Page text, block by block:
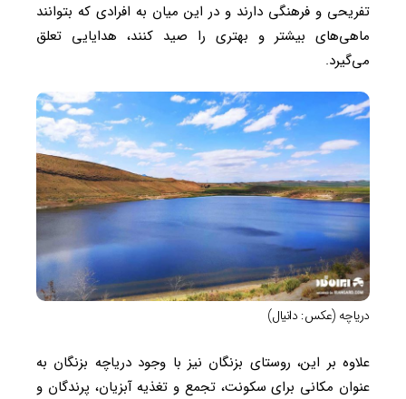
تفریحی و فرهنگی دارند و در این میان به افرادی که بتوانند
ماهی‌های بیشتر و بهتری را صید کنند، هدایایی تعلق
می‌گیرد.
دریاچه (عکس: دانیال)
علاوه بر این، روستای بزنگان نیز با وجود دریاچه بزنگان به
عنوان مکانی برای سکونت، تجمع و تغذیه آبزیان، پرندگان و